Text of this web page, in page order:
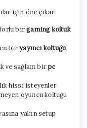
için öne çıkar:
birgaming koltuk
biryayıncı koltuğu
ve sağlam birpc
hissi isteyenler
oyuncu koltuğu
yakın setup